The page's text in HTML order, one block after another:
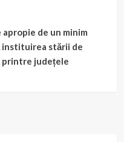
apropie de un minim
instituirea stării de
printre județele